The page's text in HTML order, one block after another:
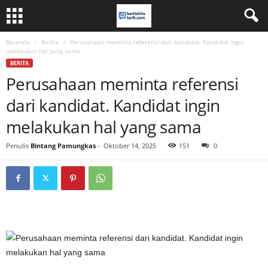
Beranda Berita
Perusahaan meminta referensi dari kandidat. Kandidat ingin
melakukan hal yang sama
BERITA
Perusahaan meminta referensi
dari kandidat. Kandidat ingin
melakukan hal yang sama
Penulis Bintang Pamungkas - Oktober 14, 2025 151 0